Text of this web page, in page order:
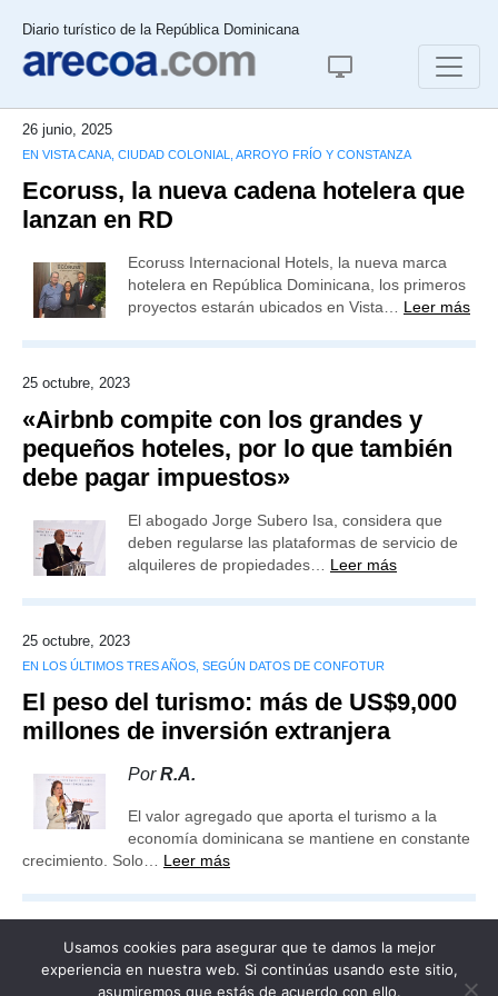
Diario turístico de la República Dominicana
26 junio, 2025
EN VISTA CANA, CIUDAD COLONIAL, ARROYO FRÍO Y CONSTANZA
Ecoruss, la nueva cadena hotelera que
lanzan en RD
Ecoruss Internacional Hotels, la nueva marca
hotelera en República Dominicana, los primeros
proyectos estarán ubicados en Vista… Leer más
25 octubre, 2023
«Airbnb compite con los grandes y
pequeños hoteles, por lo que también
debe pagar impuestos»
El abogado Jorge Subero Isa, considera que
deben regularse las plataformas de servicio de
alquileres de propiedades… Leer más
25 octubre, 2023
EN LOS ÚLTIMOS TRES AÑOS, SEGÚN DATOS DE CONFOTUR
El peso del turismo: más de US$9,000
millones de inversión extranjera
PorR.A.
El valor agregado que aporta el turismo a la
economía dominicana se mantiene en constante
crecimiento. Solo… Leer más
Usamos cookies para asegurar que te damos la mejor
experiencia en nuestra web. Si continúas usando este sitio,
asumiremos que estás de acuerdo con ello.
Publicidad Redacción Contacto